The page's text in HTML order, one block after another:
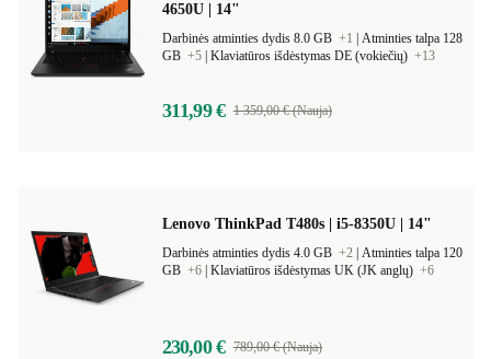
4650U | 14"
Darbinės atminties dydis 8.0 GB +1
Atminties talpa 128
GB +5 Klaviatūros išdėstymas DE (vokiečių) +13
311,99 € 1 359,00 € (Nauja)
Lenovo ThinkPad T480s | i5-8350U | 14"
Darbinės atminties dydis 4.0 GB +2 Atminties talpa 120
GB +6 Klaviatūros išdėstymas UK (JK anglų) +6
230,00 € 789,00 € (Nauja)